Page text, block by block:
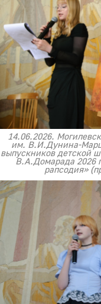
14.06.2026.
им. В.И.Дунина-
выпускников детской
В.А.Домарада 2026
рапсодия»